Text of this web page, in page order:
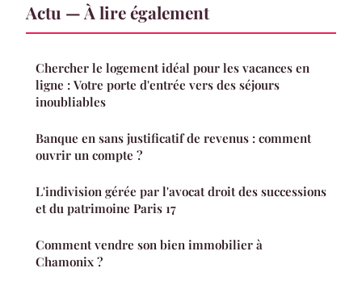
Actu — À lire également
Chercher le logement idéal pour les vacances en
ligne : Votre porte d'entrée vers des séjours
inoubliables
Banque en sans justificatif de revenus : comment
ouvrir un compte ?
L'indivision gérée par l'avocat droit des successions
et du patrimoine Paris 17
Comment vendre son bien immobilier à
Chamonix ?